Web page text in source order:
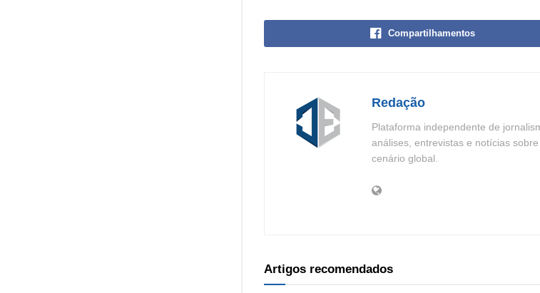
Compartilhamentos
Redação
Plataforma independente de
análises, entrevistas e notícias
cenário global.
Artigos recomendados